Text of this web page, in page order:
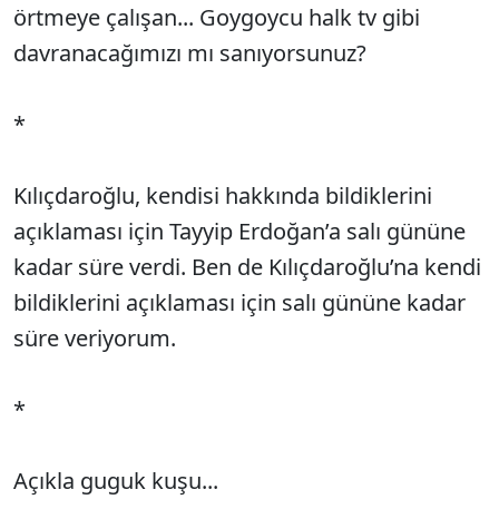
örtmeye çalışan... Goygoycu halk tv gibi
davranacağımızı mı sanıyorsunuz?
*
Kılıçdaroğlu, kendisi hakkında bildiklerini
açıklaması için Tayyip Erdoğan’a salı gününe
kadar süre verdi. Ben de Kılıçdaroğlu’na kendi
bildiklerini açıklaması için salı gününe kadar
süre veriyorum.
*
Açıkla guguk kuşu...